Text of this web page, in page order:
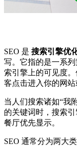
SEO 是 搜索引擎优
写。它指的是一系
索引擎上的可见度
客点击进入你的网站
当人们搜索诸如“我
的关键词时，搜索
餐厅优先显示。
SEO 通常分为两大类